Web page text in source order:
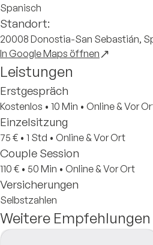
Spanisch
Standort:
20008 Donostia-San Sebastián,
In Google Maps öffnen
Leistungen
Erstgespräch
Kostenlos • 10 Min • Online & Vor
Einzelsitzung
75 € • 1 Std • Online & Vor Ort
Couple Session
110 € • 50 Min • Online & Vor Ort
Versicherungen
Selbstzahlen
Weitere Empfehlungen